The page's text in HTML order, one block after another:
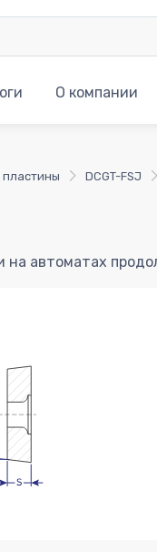
О компании
DCGT-FSJ
автоматах